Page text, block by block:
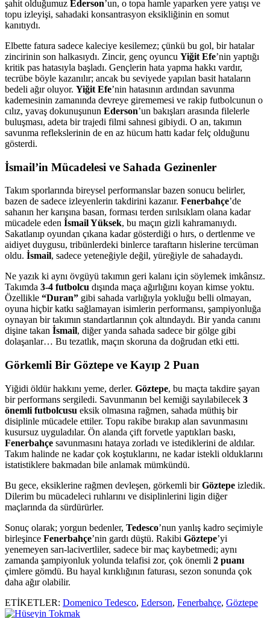
şahit olduğumuz Ederson’un, o topa hamle yaparken yere yatışı ve
topu izleyişi, sahadaki konsantrasyon eksikliğinin en somut
kanıtıydı.
Elbette fatura sadece kaleciye kesilemez; çünkü bu gol, bir hatalar
zincirinin son halkasıydı. Zincir, genç oyuncu Yiğit Efe’nin yaptığı
kritik pas hatasıyla başladı. Gençlerin hata yapma hakkı vardır,
tecrübe böyle kazanılır; ancak bu seviyede yapılan basit hataların
bedeli ağır oluyor. Yiğit Efe’nin hatasının ardından savunma
kademesinin zamanında devreye girememesi ve rakip futbolcunun o
cılız, yavaş dokunuşunun Ederson’un bakışları arasında filelerle
buluşması, adeta bir trajedi filmi sahnesi gibiydi. O an, takımın
savunma reflekslerinin de en az hücum hattı kadar felç olduğunu
gösterdi.
İsmail’in Mücadelesi ve Sahada Gezinenler
Takım sporlarında bireysel performanslar bazen sonucu belirler,
bazen de sadece izleyenlerin takdirini kazanır. Fenerbahçe’de
sahanın her karışına basan, forması terden sırılsıklam olana kadar
mücadele eden İsmail Yüksek, bu maçın gizli kahramanıydı.
Sakatlanıp oyundan çıkana kadar gösterdiği o hırs, o dertlenme ve
aidiyet duygusu, tribünlerdeki binlerce taraftarın hislerine tercüman
oldu. İsmail, sadece yeteneğiyle değil, yüreğiyle de sahadaydı.
Ne yazık ki aynı övgüyü takımın geri kalanı için söylemek imkânsız.
Takımda 3-4 futbolcu dışında maça ağırlığını koyan kimse yoktu.
Özellikle “Duran” gibi sahada varlığıyla yokluğu belli olmayan,
oyuna hiçbir katkı sağlamayan isimlerin performansı, şampiyonluğa
oynayan bir takımın standartlarının çok altındaydı. Bir yanda canını
dişine takan İsmail, diğer yanda sahada sadece bir gölge gibi
dolaşanlar… Bu tezatlık, maçın skoruna da doğrudan etki etti.
Görkemli Bir Göztepe ve Kayıp 2 Puan
Yiğidi öldür hakkını yeme, derler. Göztepe, bu maçta takdire şayan
bir performans sergiledi. Savunmanın bel kemiği sayılabilecek 3
önemli futbolcusu eksik olmasına rağmen, sahada müthiş bir
disiplinle mücadele ettiler. Topu rakibe bırakıp alan savunmasını
kusursuz uyguladılar. Ön alanda çift forvetle yaptıkları baskı,
Fenerbahçe savunmasını hataya zorladı ve istediklerini de aldılar.
Takım halinde ne kadar çok koştuklarını, ne kadar istekli olduklarını
istatistiklere bakmadan bile anlamak mümkündü.
Bu gece, eksiklerine rağmen devleşen, görkemli birGöztepe izledik.
Dilerim bu mücadeleci ruhlarını ve disiplinlerini ligin diğer
maçlarında da sürdürürler.
Sonuç olarak; yorgun bedenler, Tedesco’nun yanlış kadro seçimiyle
birleşince Fenerbahçe’nin gardı düştü. Rakibi Göztepe’yi
yenemeyen sarı-lacivertliler, sadece bir maç kaybetmedi; aynı
zamanda şampiyonluk yolunda telafisi zor, çok önemli 2 puanı
çimlere gömdü. Bu hayal kırıklığının faturası, sezon sonunda çok
daha ağır olabilir.
ETİKETLER: Domenico Tedesco, Ederson, Fenerbahçe, Göztepe